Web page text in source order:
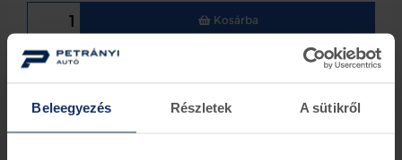
Beleegyezés Részletek A sütikről
Kosárba